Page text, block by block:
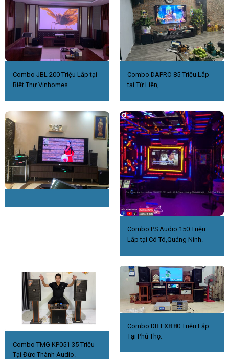
Combo JBL 200 Triệu Lắp tại
Biệt Thự Vinhomes
Combo DAPRO 85 Triệu.Lắp
tại Tứ Liên,
Combo PS Audio 150 Triệu
Lắp tại Cô Tô,Quảng Ninh.
Combo TMG KP051 35 Triệu
Tại Đức Thành Audio.
Combo DB LX8 80 Triệu.Lắp
Tại Phú Thọ.